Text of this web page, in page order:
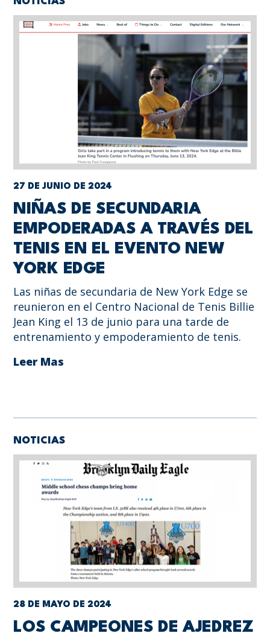
27 DE JUNIO DE 2024
NIÑAS DE SECUNDARIA
EMPODERADAS A TRAVÉS DEL
TENIS EN EL EVENTO NEW
YORK EDGE
Las niñas de secundaria de New York Edge se
reunieron en el Centro Nacional de Tenis Billie
Jean King el 13 de junio para una tarde de
entrenamiento y empoderamiento de tenis.
Leer Mas
NOTICIAS
28 DE MAYO DE 2024
LOS CAMPEONES DE AJEDREZ